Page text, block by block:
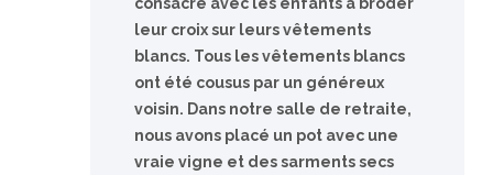
consacré avec les enfants à broder
leur croix sur leurs vêtements
blancs. Tous les vêtements blancs
ont été cousus par un généreux
voisin. Dans notre salle de retraite,
nous avons placé un pot avec une
vraie vigne et des sarments secs